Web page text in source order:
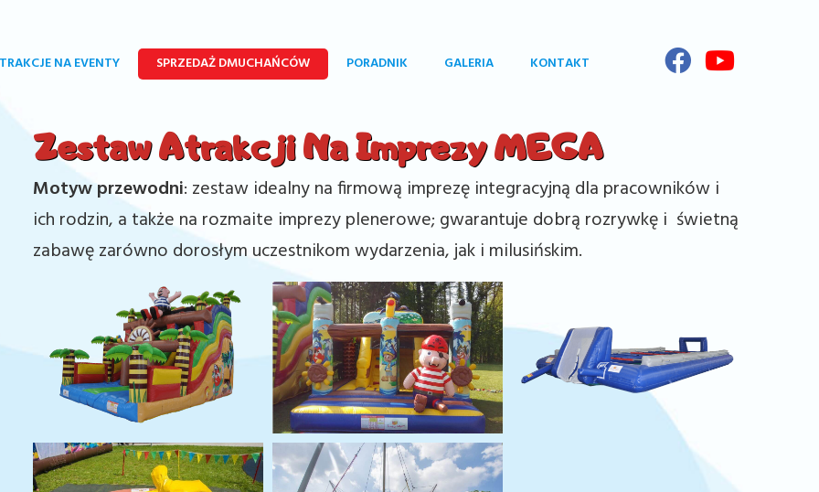
NA EVENTY SPRZEDAŻ DMUCHAŃCÓW PORADNIK GALERIA KONTAKT
Zestaw Atrakcji Na Imprezy MEGA
Motyw przewodni: zestaw idealny na firmową imprezę integracyjną dla pracowników i
ich rodzin, a także na rozmaite imprezy plenerowe; gwarantuje dobrą rozrywkę i świetną
zabawę zarówno dorosłym uczestnikom wydarzenia, jak i milusińskim.